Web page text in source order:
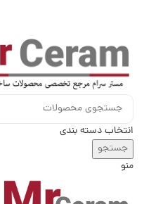
انتخاب دسته بندی
جستجو
منو